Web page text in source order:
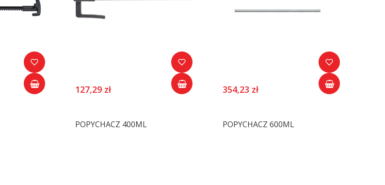
127,29 zł 354,23 zł
POPYCHACZ 400ML POPYCHACZ 600ML